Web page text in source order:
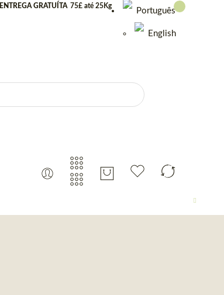
ENTREGA GRATUÍTA 75£ até 25Kg
Português
English